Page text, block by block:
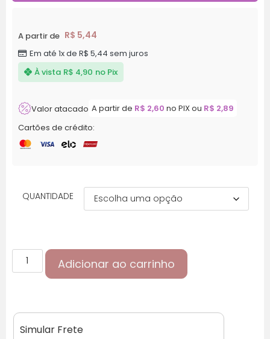
A partir de R$ 5,44
Em até 1x de R$ 5,44 sem juros
À vista R$ 4,90 no Pix
Cartões de crédito:
Valor atacado A partir de R$ 2,60 no PIX ou R$ 2,89
QUANTIDADE
Adicionar ao carrinho
Simular Frete